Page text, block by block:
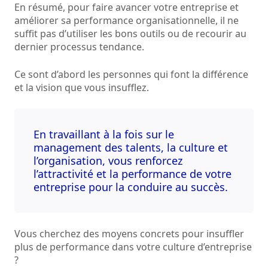
En résumé, pour faire avancer votre entreprise et
améliorer sa performance organisationnelle, il ne
suffit pas d’utiliser les bons outils ou de recourir au
dernier processus tendance.
Ce sont d’abord les personnes qui font la différence
et la vision que vous insufflez.
En travaillant à la fois sur le
management des talents, la culture et
l’organisation, vous renforcez
l’attractivité et la performance de votre
entreprise pour la conduire au succès.
Vous cherchez des moyens concrets pour insuffler
plus de performance dans votre culture d’entreprise
?